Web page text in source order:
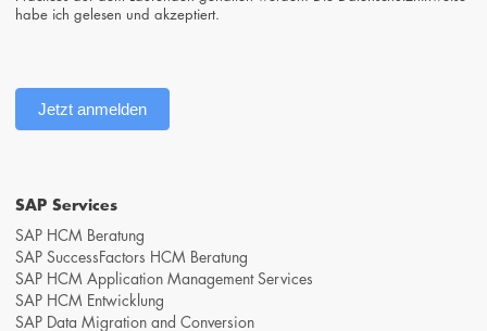
habe ich gelesen und akzeptiert.
Jetzt anmelden
SAP Services
SAP HCM Beratung
SAP SuccessFactors HCM Beratung
SAP HCM Application Management Services
SAP HCM Entwicklung
SAP Data Migration and Conversion